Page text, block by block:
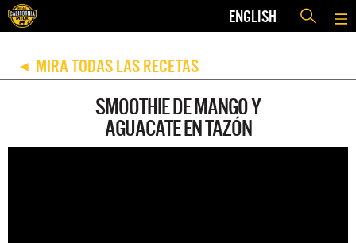
ENGLISH
◀ MIRA TODAS LAS RECETAS
SMOOTHIE DE MANGO Y
AGUACATE EN TAZÓN